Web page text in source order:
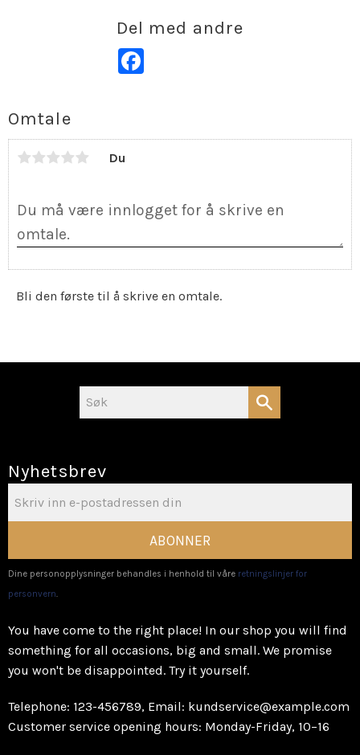
Del med andre
Facebook
Omtale
Du
Bli den første til å skrive en omtale.
Nyhetsbrev
ABONNER
Dine personopplysninger behandles i henhold til våre retningslinjer for
personvern.
You have come to the right place! In our shop you will find
something for all occasions, big and small. We promise
you won't be disappointed. Try it yourself.
Telephone: 123-456789, Email: kundservice@example.com
Customer service opening hours: Monday-Friday, 10–16